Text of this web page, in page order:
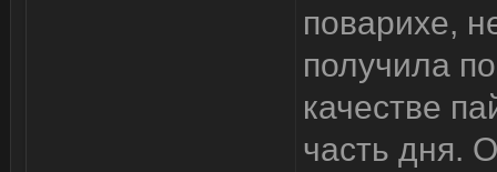
поварихе,
получила
качестве
часть дня.